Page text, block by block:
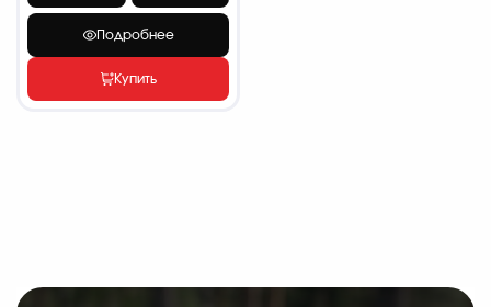
Подробнее
Купить